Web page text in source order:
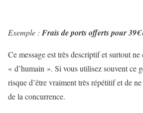
Exemple : Frais de ports offerts pour 39€
Ce message est très descriptif et surtout
« d’humain ». Si vous utilisez souvent ce
risque d’être vraiment très répétitif et de
de la concurrence.